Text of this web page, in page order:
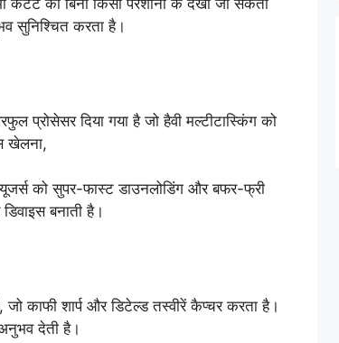
को बिना किसी परेशानी के देखा जा सकता
सुनिश्चित करता है।
प्रोसेसर दिया गया है जो हैवी मल्टीटास्किंग को
खेलना,
को सुपर-फास्ट डाउनलोडिंग और बफर-फ्री
बनाती है।
काफी शार्प और डिटेल्ड तस्वीरें कैप्चर करता है।
देती है।